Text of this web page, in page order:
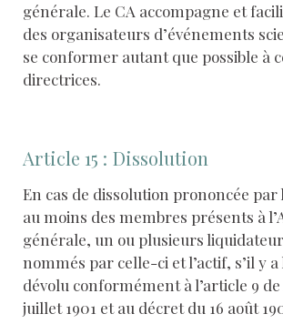
générale. Le CA accompagne et
des organisateurs d’événements
se conformer autant que possible à
directrices.
Article 15 : Dissolution
En cas de dissolution prononcée par
au moins des membres présents à
générale, un ou plusieurs
nommés par celle-ci et l’actif, s’il y a
dévolu conformément à l’article 9 de
juillet 1901 et au décret du 16 août